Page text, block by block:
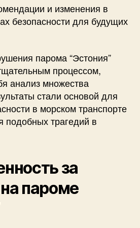
и изменения в
безопасности для будущих
парома “Эстония”
процессом,
анализ множества
стали основой для
в морском транспорте
подобных трагедий в
за
пароме